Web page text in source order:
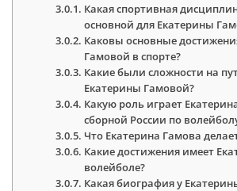
Какая спортивная
основной для Екатерины
Каковы основные
Гамовой в спорте?
Какие были сложности на
Екатерины Гамовой?
Какую роль играет
сборной России по
Что Екатерина Гамова
Какие достижения имеет
волейболе?
Какая биография у